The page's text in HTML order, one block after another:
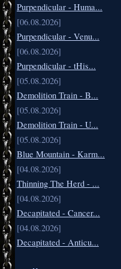
Purpendicular - Huma...
[06.08.2026]
Purpendicular - Venu...
[06.08.2026]
Purpendicular - tHis...
[05.08.2026]
Demolition Train - B...
[05.08.2026]
Demolition Train - U...
[05.08.2026]
Blue Mountain - Karm...
[04.08.2026]
Thinning The Herd - ...
[04.08.2026]
Decapitated - Cancer...
[04.08.2026]
Decapitated - Anticu...